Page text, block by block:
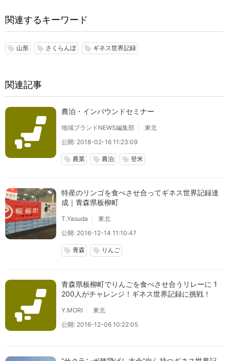
関連するキーワード
local_offer 山形 local_offer さくらんぼ local_offer ギネス世界記録
関連記事
農泊・インバウンドセミナー
地域ブランドNEWS編集部
東北
公開: 2018-02-16 11:23:09
local_offer 農業 local_offer 農泊 local_offer 登米
特産のリンゴを食べさせ合ってギネス世界記録達
成｜青森県板柳町
T.Yasuda
東北
公開: 2016-12-14 11:10:47
local_offer 青森 local_offer りんご
青森県板柳町でりんごを食べさせ合うリレーに 1
200人がチャレンジ！ギネス世界記録に挑戦！
Y.MORI
東北
公開: 2016-12-06 10:22:05